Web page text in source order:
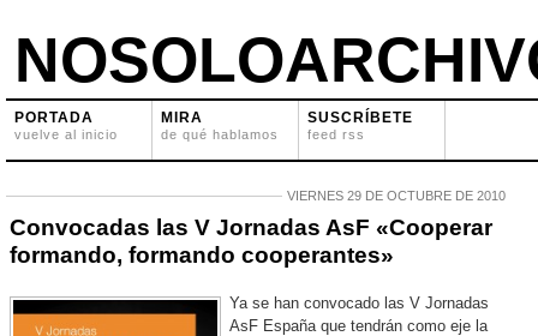
PORTADA
vuelve al inicio
MIRA
de qué hablamos
SUSCRÍBETE
feed rss
VIERNES 29 DE OCTUBRE DE 2010
Convocadas las V Jornadas AsF «Cooperar
formando, formando cooperantes»
Ya se han convocado las V Jornadas
AsF España que tendrán como eje la